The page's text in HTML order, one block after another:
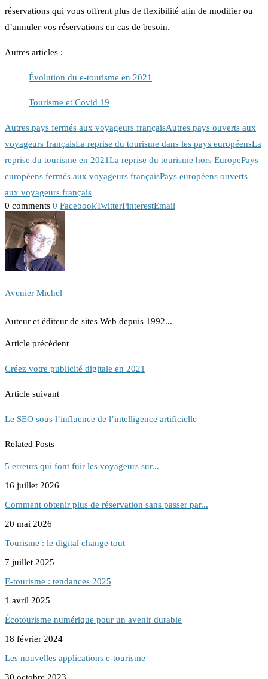
réservations qui vous offrent plus de flexibilité afin de modifier ou
d’annuler vos réservations en cas de besoin.
Autres articles :
Évolution du e-tourisme en 2021
Tourisme et Covid 19
Autres pays fermés aux voyageurs françaisAutres pays ouverts aux
voyageurs françaisLa reprise du tourisme dans les pays européensLa
reprise du tourisme en 2021La reprise du tourisme hors EuropePays
européens fermés aux voyageurs françaisPays européens ouverts
aux voyageurs français
0 comments 0 FacebookTwitterPinterestEmail
Avenier Michel
Auteur et éditeur de sites Web depuis 1992...
Article précédent
Créez votre publicité digitale en 2021
Article suivant
Le SEO sous l’influence de l’intelligence artificielle
Related Posts
5 erreurs qui font fuir les voyageurs sur...
16 juillet 2026
Comment obtenir plus de réservation sans passer par...
20 mai 2026
Tourisme : le digital change tout
7 juillet 2025
E-tourisme : tendances 2025
1 avril 2025
Écotourisme numérique pour un avenir durable
18 février 2024
Les nouvelles applications e-tourisme